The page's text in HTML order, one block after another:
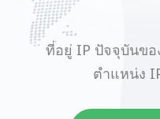
ที่อยู่ IP ปัจจุบันข
ตำแหน่ง